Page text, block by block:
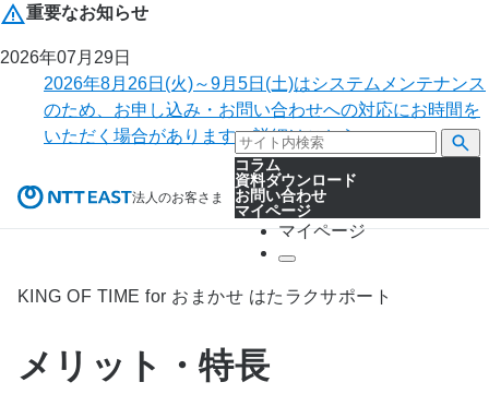
重要なお知らせ
2026年07月29日
2026年8月26日(火)～9月5日(土)はシステムメンテナンス
のため、お申し込み・お問い合わせへの対応にお時間を
いただく場合があります。詳細はこちら。
法人のお客さま
コラム
資料ダウンロード
お問い合わせ
マイページ
マイページ
KING OF TIME for おまかせ はたラクサポート
メリット・特長